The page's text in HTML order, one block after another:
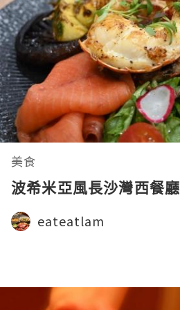
美食
波希米亞風長沙灣西餐廳
eateatlam